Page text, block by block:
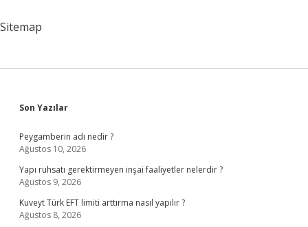
Sitemap
Sidebar
Son Yazılar
Peygamberin adı nedir ?
Ağustos 10, 2026
Yapı ruhsatı gerektirmeyen inşai faaliyetler nelerdir ?
Ağustos 9, 2026
Kuveyt Türk EFT limiti arttırma nasıl yapılır ?
Ağustos 8, 2026